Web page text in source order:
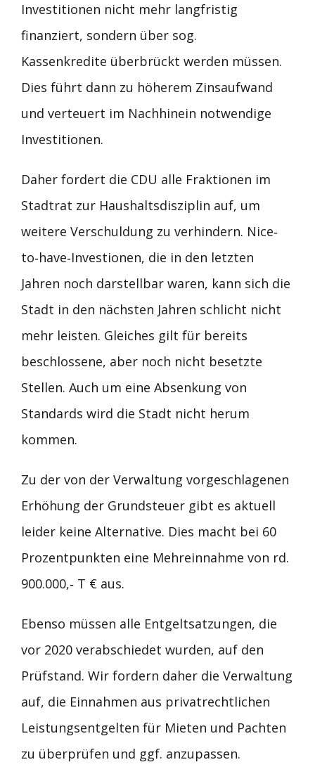
Investitionen nicht mehr langfristig
finanziert, sondern über sog.
Kassenkredite überbrückt werden müssen.
Dies führt dann zu höherem Zinsaufwand
und verteuert im Nachhinein notwendige
Investitionen.
Daher fordert die CDU alle Fraktionen im
Stadtrat zur Haushaltsdisziplin auf, um
weitere Verschuldung zu verhindern. Nice‐
to‐have‐Investionen, die in den letzten
Jahren noch darstellbar waren, kann sich die
Stadt in den nächsten Jahren schlicht nicht
mehr leisten. Gleiches gilt für bereits
beschlossene, aber noch nicht besetzte
Stellen. Auch um eine Absenkung von
Standards wird die Stadt nicht herum
kommen.
Zu der von der Verwaltung vorgeschlagenen
Erhöhung der Grundsteuer gibt es aktuell
leider keine Alternative. Dies macht bei 60
Prozentpunkten eine Mehreinnahme von rd.
900.000,‐ T € aus.
Ebenso müssen alle Entgeltsatzungen, die
vor 2020 verabschiedet wurden, auf den
Prüfstand. Wir fordern daher die Verwaltung
auf, die Einnahmen aus privatrechtlichen
Leistungsentgelten für Mieten und Pachten
zu überprüfen und ggf. anzupassen.